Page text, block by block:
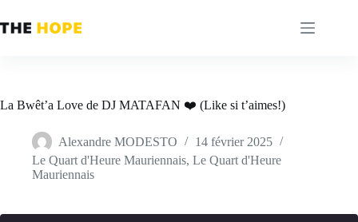
au
contenu
La Bwêt’a Love de DJ MATAFAN ❤️ (Like si t’aimes!)
Alexandre MODESTO
14 février 2025
Le Quart d'Heure Mauriennais, Le Quart d'Heure
Mauriennais